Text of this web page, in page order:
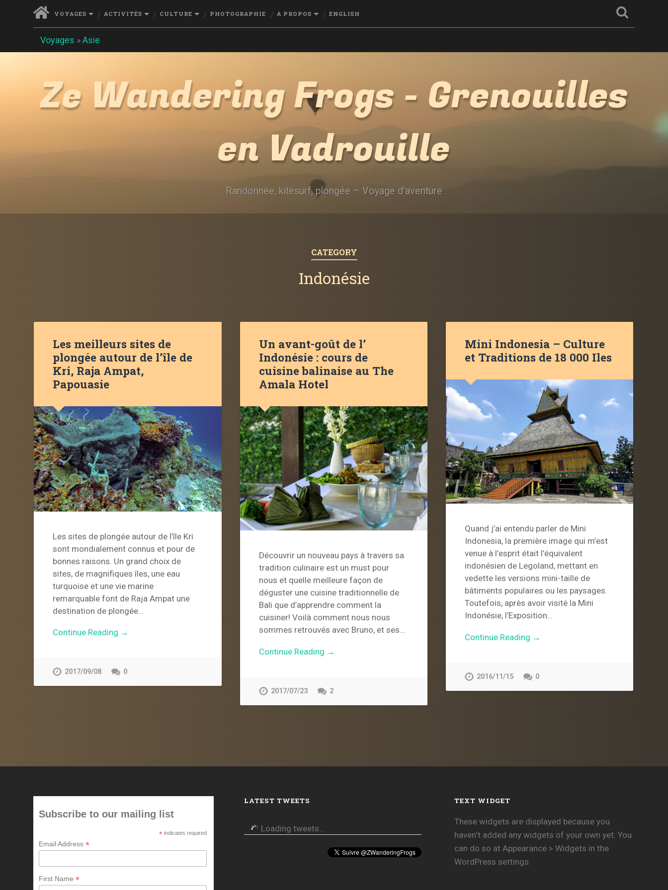
VOYAGES ACTIVITÉS CULTURE PHOTOGRAPHIE A PROPOS ENGLISH
Voyages »Asie
Ze Wandering Frogs - Grenouilles
en Vadrouille
Randonnée, kitesurf, plongée – Voyage d’aventure
CATEGORY
Indonésie
Les meilleurs sites de
plongée autour de l’île de
Kri, Raja Ampat,
Papouasie
Les sites de plongée autour de l’île Kri
sont mondialement connus et pour de
bonnes raisons. Un grand choix de
sites, de magnifiques îles, une eau
turquoise et une vie marine
remarquable font de Raja Ampat une
destination de plongée…
Continue Reading →
2017/09/08 0
Un avant-goût de l’
Indonésie : cours de
cuisine balinaise au The
Amala Hotel
Découvrir un nouveau pays à travers sa
tradition culinaire est un must pour
nous et quelle meilleure façon de
déguster une cuisine traditionnelle de
Bali que d’apprendre comment la
cuisiner! Voilà comment nous nous
sommes retrouvés avec Bruno, et ses…
Continue Reading →
2017/07/23 2
Mini Indonesia – Culture
et Traditions de 18 000 Iles
Quand j’ai entendu parler de Mini
Indonesia, la première image qui m’est
venue à l’esprit était l’équivalent
indonésien de Legoland, mettant en
vedette les versions mini-taille de
bâtiments populaires ou les paysages.
Toutefois, après avoir visité la Mini
Indonésie, l’Exposition…
Continue Reading →
2016/11/15 0
Subscribe to our mailing list
* indicates required
Email Address*
First Name*
LATEST TWEETS
Loading tweets...
TEXT WIDGET
These widgets are displayed because you
haven't added any widgets of your own yet. You
can do so at Appearance > Widgets in the
WordPress settings.